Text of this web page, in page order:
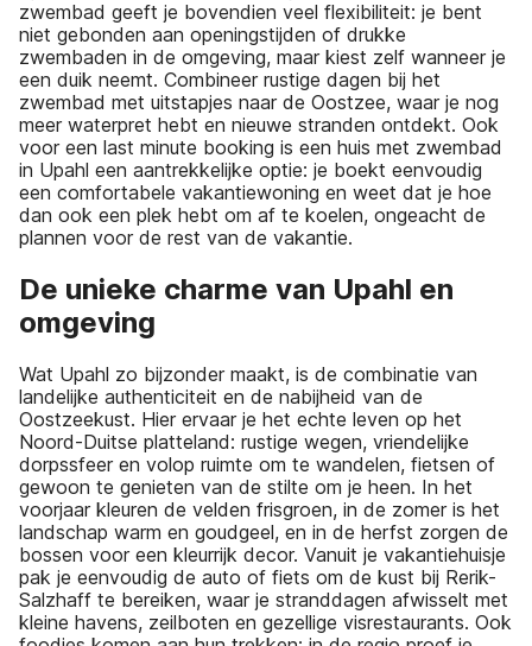
zwembad geeft je bovendien veel flexibiliteit: je bent
niet gebonden aan openingstijden of drukke
zwembaden in de omgeving, maar kiest zelf wanneer je
een duik neemt. Combineer rustige dagen bij het
zwembad met uitstapjes naar de Oostzee, waar je nog
meer waterpret hebt en nieuwe stranden ontdekt. Ook
voor een last minute booking is een huis met zwembad
in Upahl een aantrekkelijke optie: je boekt eenvoudig
een comfortabele vakantiewoning en weet dat je hoe
dan ook een plek hebt om af te koelen, ongeacht de
plannen voor de rest van de vakantie.
De unieke charme van Upahl en
omgeving
Wat Upahl zo bijzonder maakt, is de combinatie van
landelijke authenticiteit en de nabijheid van de
Oostzeekust. Hier ervaar je het echte leven op het
Noord-Duitse platteland: rustige wegen, vriendelijke
dorpssfeer en volop ruimte om te wandelen, fietsen of
gewoon te genieten van de stilte om je heen. In het
voorjaar kleuren de velden frisgroen, in de zomer is het
landschap warm en goudgeel, en in de herfst zorgen de
bossen voor een kleurrijk decor. Vanuit je vakantiehuisje
pak je eenvoudig de auto of fiets om de kust bij Rerik-
Salzhaff te bereiken, waar je stranddagen afwisselt met
kleine havens, zeilboten en gezellige visrestaurants. Ook